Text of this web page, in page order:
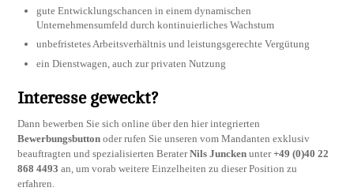
gute Entwicklungschancen in einem dynamischen
Unternehmensumfeld durch kontinuierliches Wachstum
unbefristetes Arbeitsverhältnis und leistungsgerechte Vergütung
ein Dienstwagen, auch zur privaten Nutzung
Interesse geweckt?
Dann bewerben Sie sich online über den hier integrierten
Bewerbungsbutton oder rufen Sie unseren vom Mandanten exklusiv
beauftragten und spezialisierten BeraterNils Juncken unter+49 (0)40 22
868 4493 an, um vorab weitere Einzelheiten zu dieser Position zu
erfahren.